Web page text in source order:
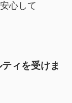
心して
ィを受けま